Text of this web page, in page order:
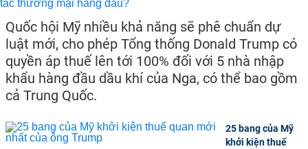
Quốc hội Mỹ nhiều khả năng sẽ phê chuẩn dự
luật mới, cho phép Tổng thống Donald Trump có
quyền áp thuế lên tới 100% đối với 5 nhà nhập
khẩu hàng đầu dầu khí của Nga, có thể bao gồm
cả Trung Quốc.
25 bang của Mỹ
khởi kiện thuế